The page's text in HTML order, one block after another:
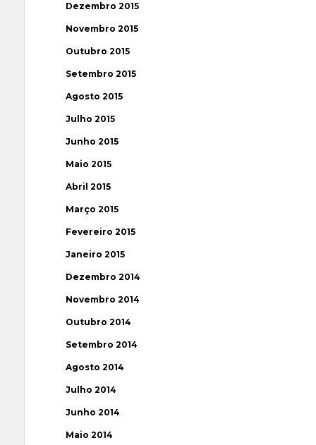
Dezembro 2015
Novembro 2015
Outubro 2015
Setembro 2015
Agosto 2015
Julho 2015
Junho 2015
Maio 2015
Abril 2015
Março 2015
Fevereiro 2015
Janeiro 2015
Dezembro 2014
Novembro 2014
Outubro 2014
Setembro 2014
Agosto 2014
Julho 2014
Junho 2014
Maio 2014